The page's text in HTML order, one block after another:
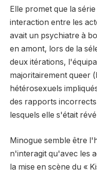
Elle promet que la
interaction entre les
avait un psychiatre à
en amont, lors de la
deux itérations,
majoritairement queer
hétérosexuels
des rapports
lesquels elle s'était
Minogue semble être
n'interagit qu'avec les
la mise en scène du «